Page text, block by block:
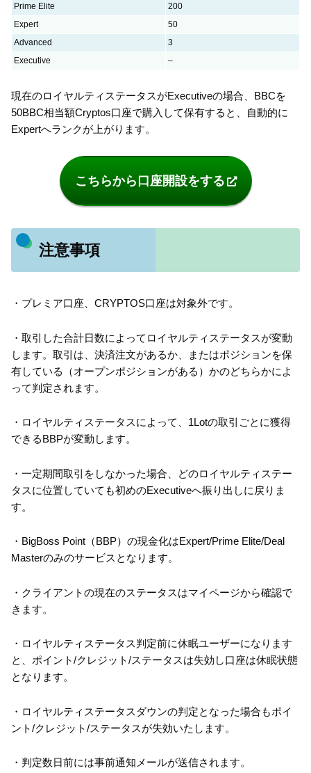
Prime Elite
200
Expert
50
Advanced
3
Executive
–
現在のロイヤルティステータスがExecutiveの場合、BBCを
50BBC相当額Cryptos口座で購入して保有すると、自動的に
Expertへランクが上がります。
こちらから口座開設をする
注意事項
・プレミア口座、CRYPTOS口座は対象外です。
・取引した合計日数によってロイヤルティステータスが変動
します。取引は、決済注文があるか、またはポジションを保
有している（オープンポジションがある）かのどちらかによ
って判定されます。
・ロイヤルティステータスによって、1Lotの取引ごとに獲得
できるBBPが変動します。
・一定期間取引をしなかった場合、どのロイヤルティステー
タスに位置していても初めのExecutiveへ振り出しに戻りま
す。
・BigBoss Point（BBP）の現金化はExpert/Prime Elite/Deal
Masterのみのサービスとなります。
・クライアントの現在のステータスはマイページから確認で
きます。
・ロイヤルティステータス判定前に休眠ユーザーになります
と、ポイント/クレジット/ステータスは失効し口座は休眠状態
となります。
・ロイヤルティステータスダウンの判定となった場合もポイ
ント/クレジット/ステータスが失効いたします。
・判定数日前には事前通知メールが送信されます。